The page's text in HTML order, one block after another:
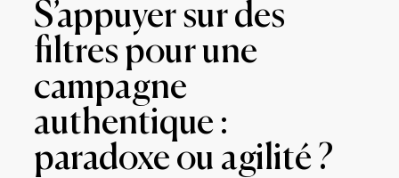
S’appuyer sur des
filtres pour une
campagne
authentique :
paradoxe ou agilité ?